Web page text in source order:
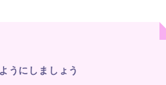
うにしましょう